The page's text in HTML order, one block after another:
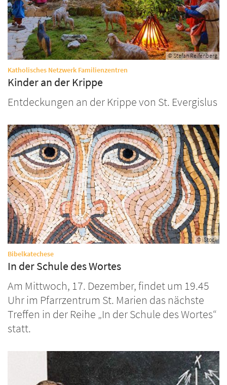
© Stefan Reifenberg
Katholisches Netzwerk Familienzentren
Kinder an der Krippe
Entdeckungen an der Krippe von St. Evergislus
© iStock
Bibelkatechese:
In der Schule des Wortes
Am Mittwoch, 17. Dezember, findet um 19.45
Uhr im Pfarrzentrum St. Marien das nächste
Treffen in der Reihe „In der Schule des Wortes“
statt.